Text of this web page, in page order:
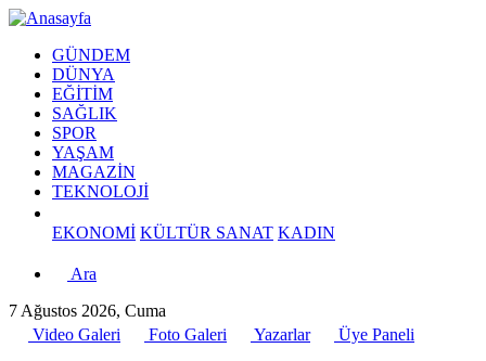
GÜNDEM
DÜNYA
EĞİTİM
SAĞLIK
SPOR
YAŞAM
MAGAZİN
TEKNOLOJİ
EKONOMİ KÜLTÜR SANAT KADIN
Ara
7 Ağustos 2026, Cuma
Video Galeri
Foto Galeri Yazarlar
Üye Paneli